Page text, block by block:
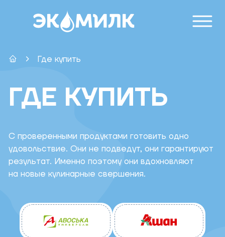
Где купить
ГДЕ КУПИТЬ
С проверенными продуктами готовить одно
удовольствие. Они не подведут, они гарантируют
результат. Именно поэтому они вдохновляют
на новые кулинарные свершения.